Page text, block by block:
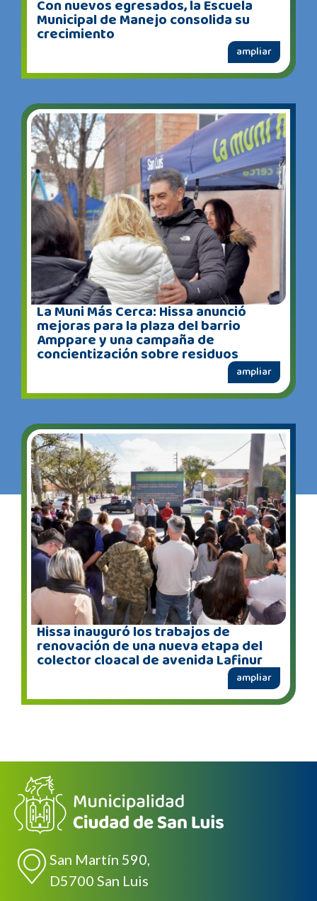
Con nuevos egresados, la Escuela
Municipal de Manejo consolida su
crecimiento
ampliar
La Muni Más Cerca: Hissa anunció
mejoras para la plaza del barrio
Amppare y una campaña de
concientización sobre residuos
ampliar
Hissa inauguró los trabajos de
renovación de una nueva etapa del
colector cloacal de avenida Lafinur
ampliar
San Martín 590,
D5700 San Luis